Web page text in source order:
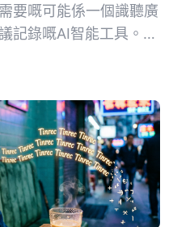
要嘅可能係一個識聽廣
記錄嘅AI智能工具。我